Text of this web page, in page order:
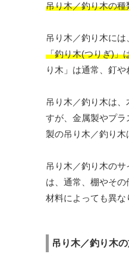
吊り木／釣り木の種
吊り木／釣り木には
「釣り木(つりぎ)」
り木」は通常、釘や
吊り木／釣り木は
すが、金属製やプ
製の吊り木／釣り木
吊り木／釣り木の
は、通常、棚やそ
材料によっても異な
吊り木／釣り木